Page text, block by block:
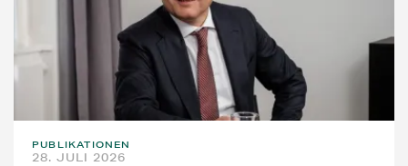
PUBLIKATIONEN
28. JULI 2026